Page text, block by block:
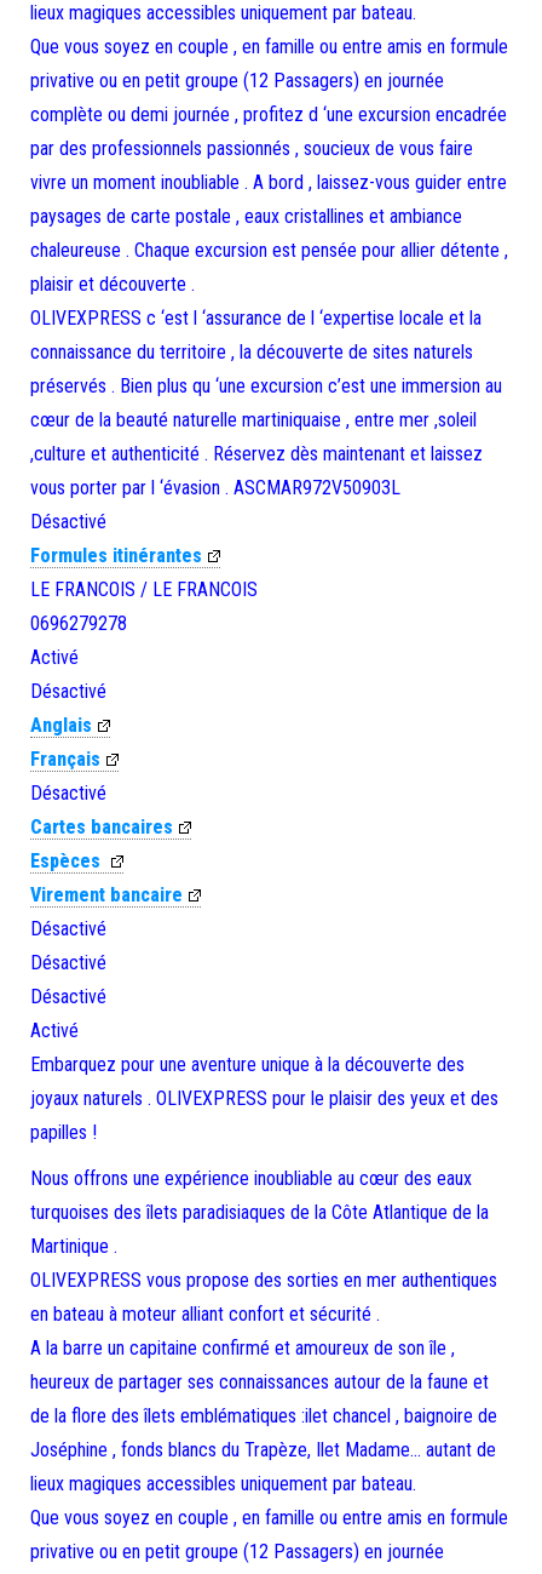
lieux magiques accessibles uniquement par bateau.
Que vous soyez en couple , en famille ou entre amis en formule
privative ou en petit groupe (12 Passagers) en journée
complète ou demi journée , profitez d ‘une excursion encadrée
par des professionnels passionnés , soucieux de vous faire
vivre un moment inoubliable . A bord , laissez-vous guider entre
paysages de carte postale , eaux cristallines et ambiance
chaleureuse . Chaque excursion est pensée pour allier détente ,
plaisir et découverte .
OLIVEXPRESS c ‘est l ‘assurance de l ‘expertise locale et la
connaissance du territoire , la découverte de sites naturels
préservés . Bien plus qu ‘une excursion c’est une immersion au
cœur de la beauté naturelle martiniquaise , entre mer ,soleil
,culture et authenticité . Réservez dès maintenant et laissez
vous porter par l ‘évasion . ASCMAR972V50903L
Désactivé
Formules itinérantes
LE FRANCOIS / LE FRANCOIS
0696279278
Activé
Désactivé
Anglais
Français
Désactivé
Cartes bancaires
Espèces
Virement bancaire
Désactivé
Désactivé
Désactivé
Activé
Embarquez pour une aventure unique à la découverte des
joyaux naturels . OLIVEXPRESS pour le plaisir des yeux et des
papilles !
Nous offrons une expérience inoubliable au cœur des eaux
turquoises des îlets paradisiaques de la Côte Atlantique de la
Martinique .
OLIVEXPRESS vous propose des sorties en mer authentiques
en bateau à moteur alliant confort et sécurité .
A la barre un capitaine confirmé et amoureux de son île ,
heureux de partager ses connaissances autour de la faune et
de la flore des îlets emblématiques :ilet chancel , baignoire de
Joséphine , fonds blancs du Trapèze, Ilet Madame… autant de
lieux magiques accessibles uniquement par bateau.
Que vous soyez en couple , en famille ou entre amis en formule
privative ou en petit groupe (12 Passagers) en journée